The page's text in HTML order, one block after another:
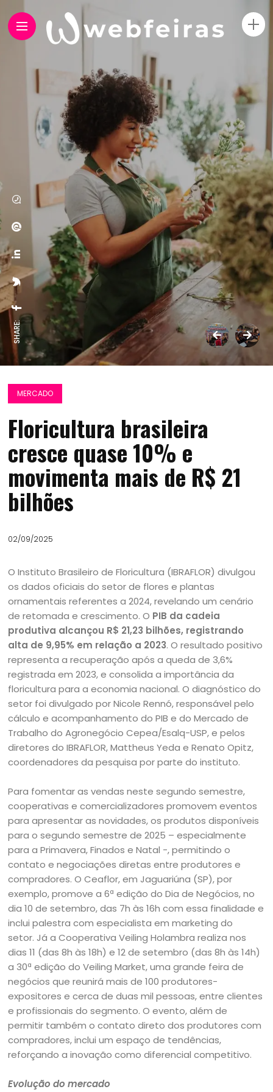
SHARE:
MERCADO
Floricultura brasileira
cresce quase 10% e
movimenta mais de R$ 21
bilhões
02/09/2025
O Instituto Brasileiro de Floricultura (IBRAFLOR) divulgou
os dados oficiais do setor de flores e plantas
ornamentais referentes a 2024, revelando um cenário
de retomada e crescimento. O PIB da cadeia
produtiva alcançou R$ 21,23 bilhões, registrando
alta de 9,95% em relação a 2023. O resultado positivo
representa a recuperação após a queda de 3,6%
registrada em 2023, e consolida a importância da
floricultura para a economia nacional. O diagnóstico do
setor foi divulgado por Nicole Rennó, responsável pelo
cálculo e acompanhamento do PIB e do Mercado de
Trabalho do Agronegócio Cepea/Esalq-USP, e pelos
diretores do IBRAFLOR, Mattheus Yeda e Renato Opitz,
coordenadores da pesquisa por parte do instituto.
Para fomentar as vendas neste segundo semestre,
cooperativas e comercializadores promovem eventos
para apresentar as novidades, os produtos disponíveis
para o segundo semestre de 2025 – especialmente
para a Primavera, Finados e Natal -, permitindo o
contato e negociações diretas entre produtores e
compradores. O Ceaflor, em Jaguariúna (SP), por
exemplo, promove a 6ª edição do Dia de Negócios, no
dia 10 de setembro, das 7h às 16h com essa finalidade e
inclui palestra com especialista em marketing do
setor. Já a Cooperativa Veiling Holambra realiza nos
dias 11 (das 8h às 18h) e 12 de setembro (das 8h às 14h)
a 30ª edição do Veiling Market, uma grande feira de
negócios que reunirá mais de 100 produtores-
expositores e cerca de duas mil pessoas, entre clientes
e profissionais do segmento. O evento, além de
permitir também o contato direto dos produtores com
compradores, inclui um espaço de tendências,
reforçando a inovação como diferencial competitivo.
Evolução do mercado